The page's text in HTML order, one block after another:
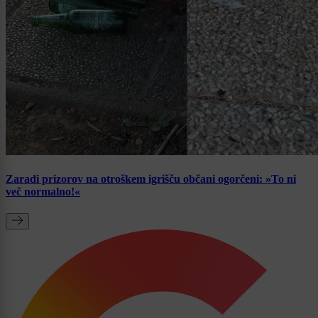
Zaradi prizorov na otroškem igrišču občani ogorčeni: »To ni
več normalno!«